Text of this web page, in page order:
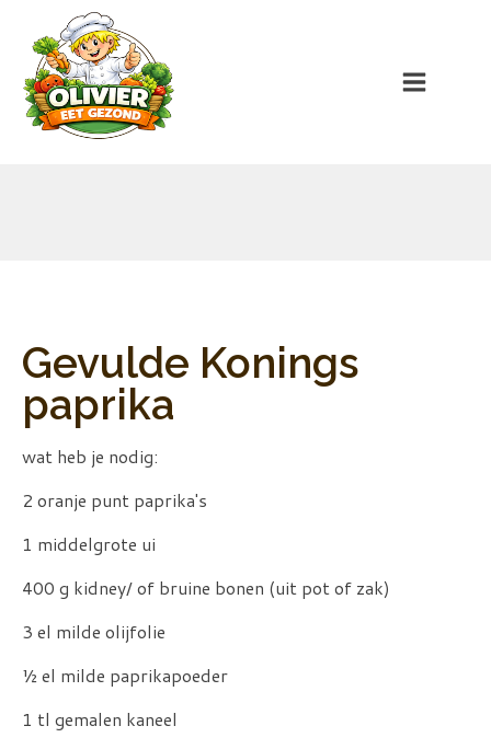
Gevulde Konings
paprika
wat heb je nodig:
2 oranje punt paprika's
1 middelgrote ui
400 g kidney/ of bruine bonen (uit pot of zak)
3 el milde olijfolie
½ el milde paprikapoeder
1 tl gemalen kaneel